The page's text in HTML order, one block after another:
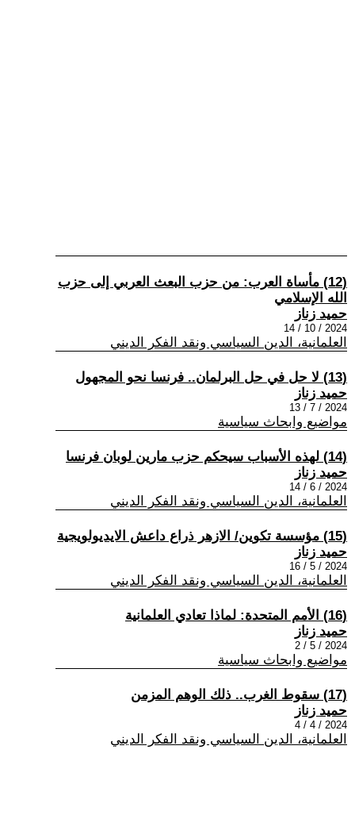
(12) مأساة العرب: من حزب البعث العربي إلى حزب
الله الإسلامي
حميد زناز
2024 / 10 / 14
العلمانية، الدين السياسي ونقد الفكر الديني
(13) لا حل في حل البرلمان.. فرنسا نحو المجهول
حميد زناز
2024 / 7 / 13
مواضيع وابحاث سياسية
(14) لهذه الأسباب سيحكم حزب مارين لوبان فرنسا
حميد زناز
2024 / 6 / 14
العلمانية، الدين السياسي ونقد الفكر الديني
(15) مؤسسة تكوين/ الازهر ذراع داعش الايديولويجية
حميد زناز
2024 / 5 / 16
العلمانية، الدين السياسي ونقد الفكر الديني
(16) الأمم المتحدة: لماذا تعادي العلمانية
حميد زناز
2024 / 5 / 2
مواضيع وابحاث سياسية
(17) سقوط الغرب.. ذلك الوهم المزمن
حميد زناز
2024 / 4 / 4
العلمانية، الدين السياسي ونقد الفكر الديني